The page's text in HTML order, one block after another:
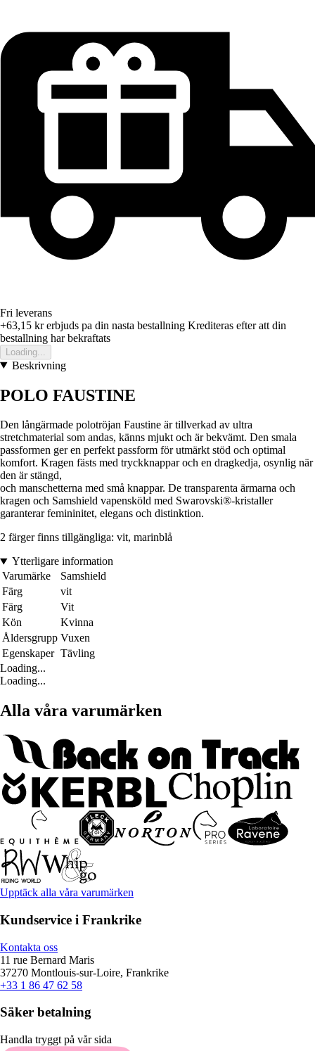
Fri leverans
+63,15 krerbjuds pa din nasta bestallning Krediteras efter att din
bestallning har bekraftats
Loading...
Beskrivning
POLO FAUSTINE
Den långärmade polotröjan Faustine är tillverkad av ultra
stretchmaterial som andas, känns mjukt och är bekvämt. Den smala
passformen ger en perfekt passform för utmärkt stöd och optimal
komfort. Kragen fästs med tryckknappar och en dragkedja, osynlig när
den är stängd,
och manschetterna med små knappar. De transparenta ärmarna och
kragen och Samshield vapensköld med Swarovski®-kristaller
garanterar femininitet, elegans och distinktion.
2 färger finns tillgängliga: vit, marinblå
Ytterligare information
Varumärke
Samshield
Färg
vit
Färg
Vit
Kön
Kvinna
Åldersgrupp Vuxen
Egenskaper Tävling
Loading...
Loading...
Alla våra varumärken
Upptäck alla våra varumärken
Kundservice i Frankrike
Kontakta oss
11 rue Bernard Maris
37270 Montlouis-sur-Loire, Frankrike
+33 1 86 47 62 58
Säker betalning
Handla tryggt på vår sida